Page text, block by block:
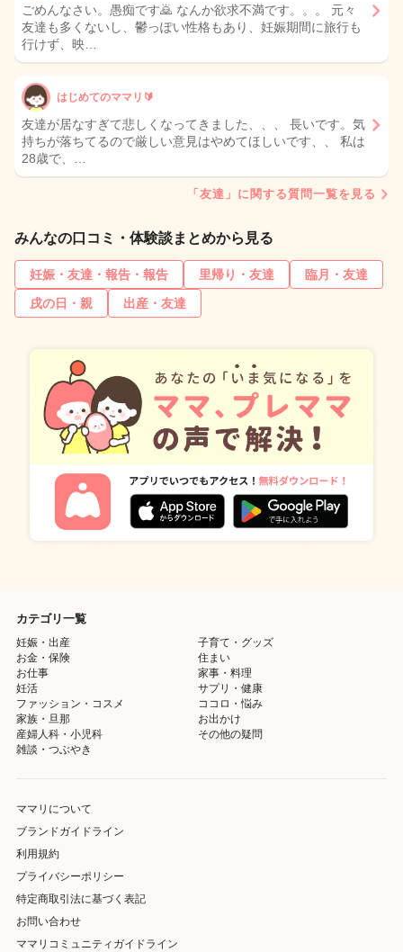
ごめんなさい。愚痴です🙇 なんか欲求不満です。。。 元々
友達も多くないし、鬱っぽい性格もあり、妊娠期間に旅行も
行けず、映…
はじめてのママリ🔰
友達が居なすぎて悲しくなってきました、、、 長いです。気
持ちが落ちてるので厳しい意見はやめてほしいです、、 私は
28歳で、…
「友達」に関する質問一覧を見る
みんなの口コミ・体験談まとめから見る
妊娠・友達・報告・報告 里帰り・友達
臨月・友達
戌の日・親
出産・友達
カテゴリ一覧
妊娠・出産
子育て・グッズ
お金・保険
住まい
お仕事
家事・料理
妊活
サプリ・健康
ファッション・コスメ
ココロ・悩み
家族・旦那
お出かけ
産婦人科・小児科
その他の疑問
雑談・つぶやき
ママリについて
ブランドガイドライン
利用規約
プライバシーポリシー
特定商取引法に基づく表記
お問い合わせ
ママリコミュニティガイドライン